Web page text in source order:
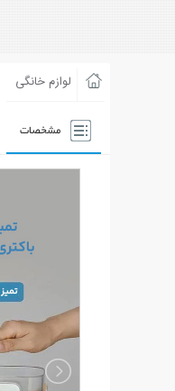
لوازم خانگی
مشخصات